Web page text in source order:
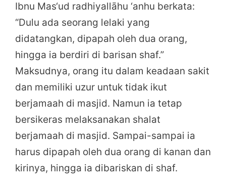
Ibnu Mas‘ud radhiyallāhu ‘anhu berkata:
“Dulu ada seorang lelaki yang
didatangkan, dipapah oleh dua orang,
hingga ia berdiri di barisan shaf.”
Maksudnya, orang itu dalam keadaan sakit
dan memiliki uzur untuk tidak ikut
berjamaah di masjid. Namun ia tetap
bersikeras melaksanakan shalat
berjamaah di masjid. Sampai-sampai ia
harus dipapah oleh dua orang di kanan dan
kirinya, hingga ia dibariskan di shaf.